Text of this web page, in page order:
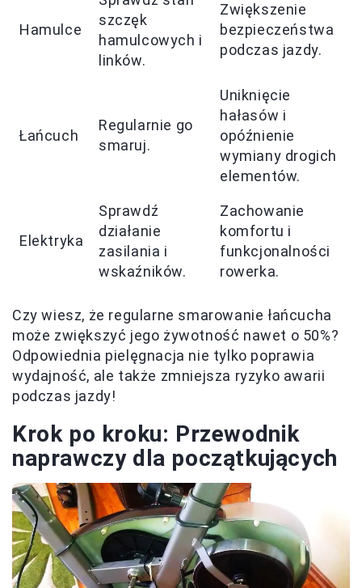
Hamulce
szczęk
hamulcowych i
linków.
Zwiększenie
bezpieczeństwa
podczas jazdy.
Łańcuch
Regularnie go
smaruj.
Uniknięcie
hałasów i
opóźnienie
wymiany drogich
elementów.
Elektryka
Sprawdź
działanie
zasilania i
wskaźników.
Zachowanie
komfortu i
funkcjonalności
rowerka.
Czy wiesz, że regularne smarowanie łańcucha
może zwiększyć jego żywotność nawet o 50%?
Odpowiednia pielęgnacja nie tylko poprawia
wydajność, ale także zmniejsza ryzyko awarii
podczas jazdy!
Krok po kroku: Przewodnik
naprawczy dla początkujących